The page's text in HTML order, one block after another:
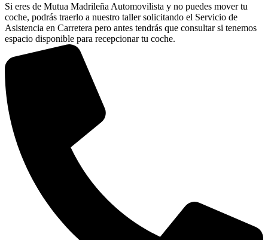
Si eres de Mutua Madrileña Automovilista y no puedes mover tu
coche, podrás traerlo a nuestro taller solicitando el Servicio de
Asistencia en Carretera pero antes tendrás que consultar si tenemos
espacio disponible para recepcionar tu coche.